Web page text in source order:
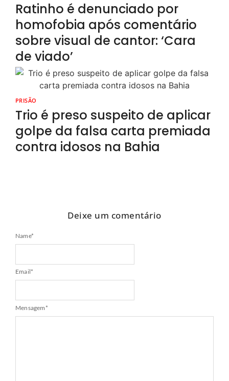
Ratinho é denunciado por
homofobia após comentário
sobre visual de cantor: ‘Cara
de viado’
PRISÃO
Trio é preso suspeito de aplicar
golpe da falsa carta premiada
contra idosos na Bahia
Deixe um comentário
Name*
Email*